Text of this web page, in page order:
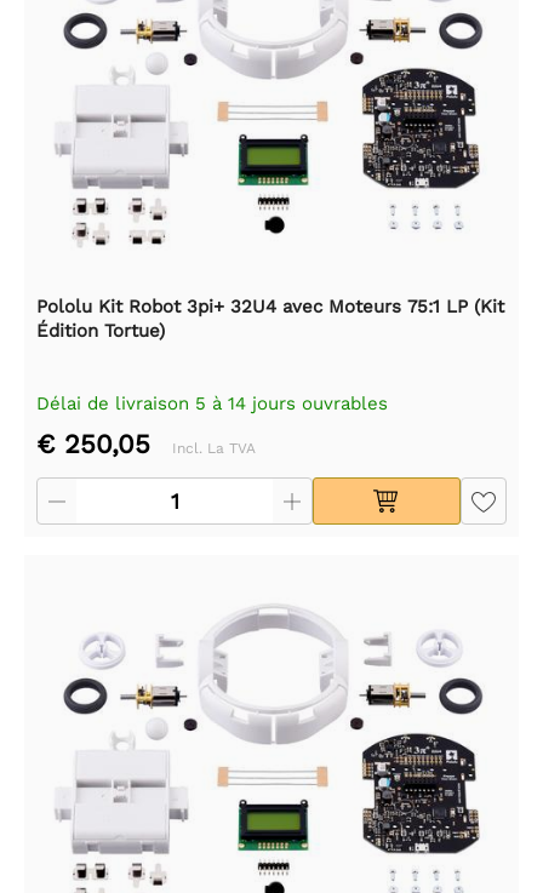
Pololu Kit Robot 3pi+ 32U4 avec Moteurs 75:1 LP (Kit
Édition Tortue)
Délai de livraison 5 à 14 jours ouvrables
€ 250,05 Incl. La TVA